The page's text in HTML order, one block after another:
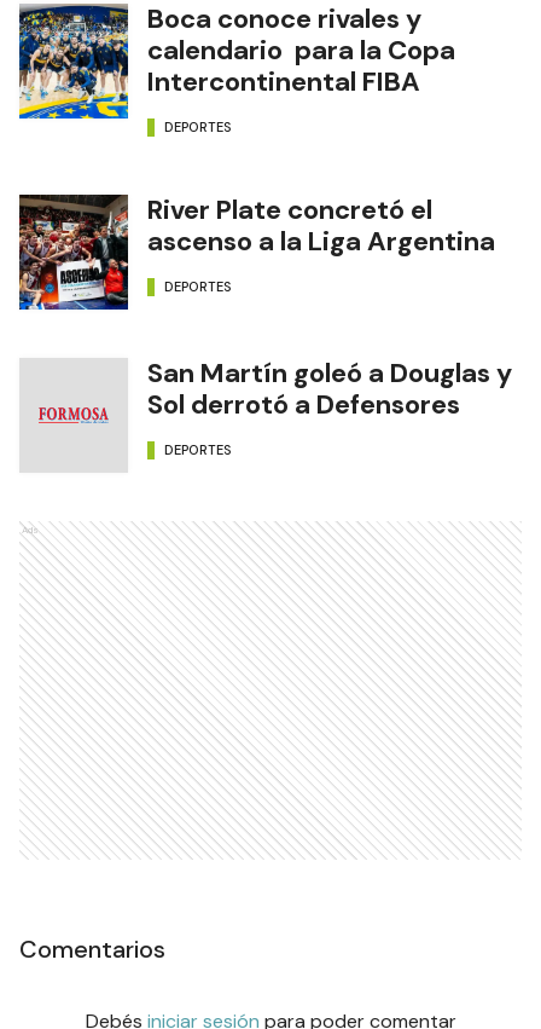
Boca conoce rivales y
calendario para la Copa
Intercontinental FIBA
DEPORTES
River Plate concretó el
ascenso a la Liga Argentina
DEPORTES
San Martín goleó a Douglas y
Sol derrotó a Defensores
DEPORTES
Ads
Comentarios
Debés iniciar sesión para poder comentar